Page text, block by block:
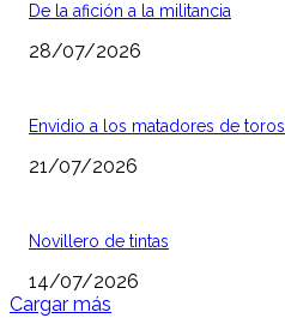
De la afición a la militancia
28/07/2026
Envidio a los matadores de toros
21/07/2026
Novillero de tintas
14/07/2026
Cargar más